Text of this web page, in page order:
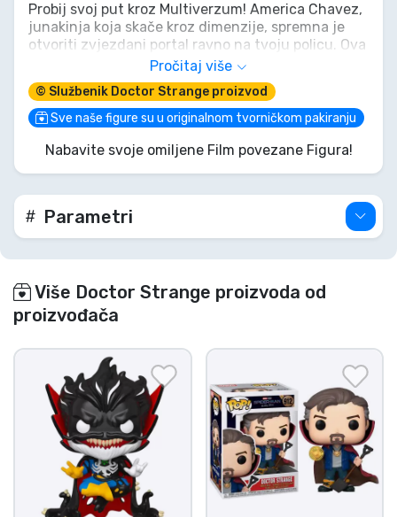
Probij svoj put kroz Multiverzum! America Chavez,
junakinja koja skače kroz dimenzije, spremna je
otvoriti zvjezdani portal ravno na tvoju policu. Ova
ekskluzivna Funko POP! figura hvata njezinu
jedinstvenu snagu i nesalomljivi duh iz filma
Doktor Strange u Multiverzumu Ludila. Nemoj
samo sanjati o drugim stvarnostima, donesi djelić
njih kući. Obavezno za svakog pravog Marvel
kolekcionara koji plovi beskrajnim mogućnostima!
Pročitaj više
© Službenik Doctor Strange proizvod
Sve naše figure su u originalnom tvorničkom pakiranju
Nabavite svoje omiljene Film povezane Figura!
Parametri
Više Doctor Strange proizvoda od
proizvođača